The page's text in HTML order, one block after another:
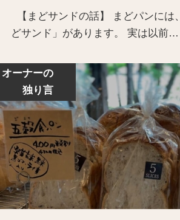
【まどサンドの話】 まどパンには
どサンド」があります。 実は以前…
オーナーの
独り言